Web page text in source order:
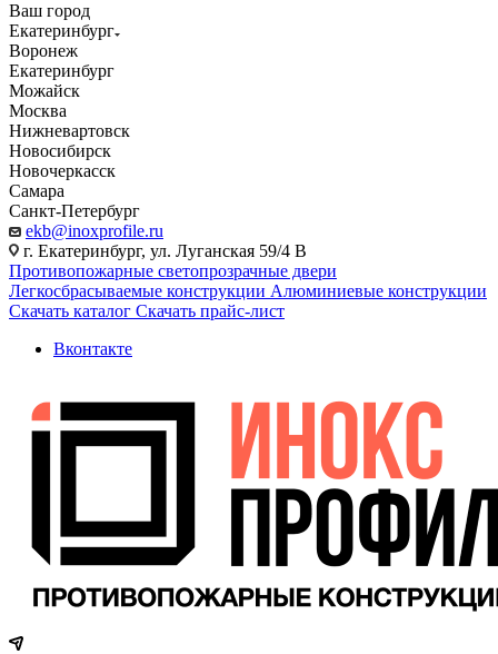
Ваш город
Екатеринбург
Воронеж
Екатеринбург
Можайск
Москва
Нижневартовск
Новосибирск
Новочеркасск
Самара
Санкт-Петербург
ekb@inoxprofile.ru
г. Екатеринбург, ул. Луганская 59/4 В
Противопожарные светопрозрачные двери
Легкосбрасываемые конструкции Алюминиевые конструкции
Скачать каталог Скачать прайс-лист
Вконтакте